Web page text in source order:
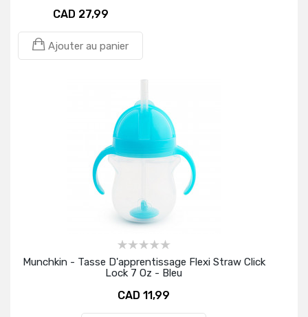
CAD 27,99
Ajouter au panier
Munchkin - Tasse D'apprentissage Flexi Straw Click
Lock 7 Oz - Bleu
CAD 11,99